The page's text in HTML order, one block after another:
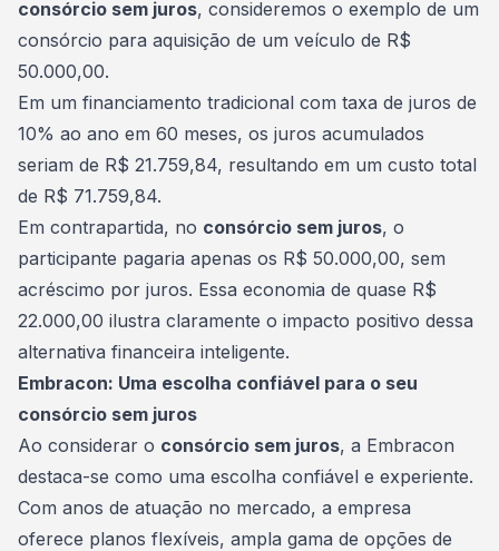
consórcio sem juros, consideremos o exemplo de um
consórcio para aquisição de um veículo de R$
50.000,00.
Em um financiamento tradicional com taxa de juros de
10% ao ano em 60 meses, os juros acumulados
seriam de R$ 21.759,84, resultando em um custo total
de R$ 71.759,84.
Em contrapartida, no consórcio sem juros, o
participante pagaria apenas os R$ 50.000,00, sem
acréscimo por juros. Essa economia de quase R$
22.000,00 ilustra claramente o impacto positivo dessa
alternativa financeira inteligente.
Embracon: Uma escolha confiável para o seu
consórcio sem juros
Ao considerar o consórcio sem juros, a Embracon
destaca-se como uma escolha confiável e experiente.
Com anos de atuação no mercado, a empresa
oferece planos flexíveis, ampla gama de opções de